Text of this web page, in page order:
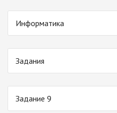
Информатика
Задания
Задание 9